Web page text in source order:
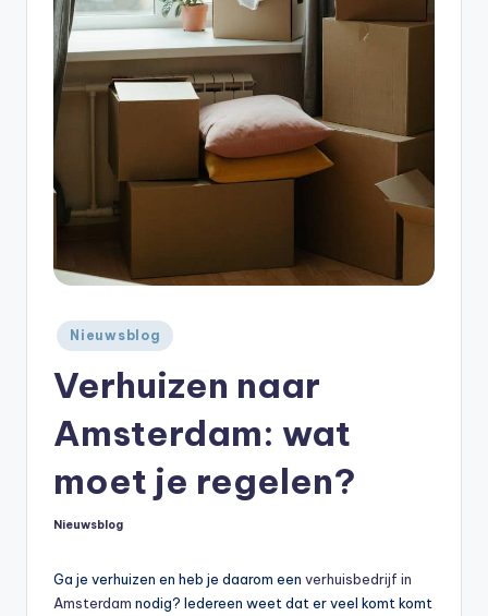
Geplaatst
in
Nieuwsblog
Verhuizen naar
Amsterdam: wat
moet je regelen?
Geplaatst
Nieuwsblog
Ga je verhuizen en heb je daarom een verhuisbedrijf in
Amsterdam nodig? Iedereen weet dat er veel komt komt